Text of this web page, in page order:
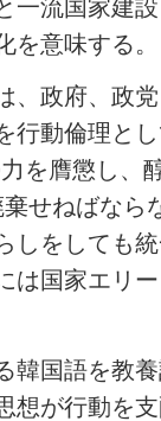
一流国家建
を意味する。
、政府、政
行動倫理と
を膺懲し、
せねばなら
しをしても
は国家エリ
韓国語を教
想が行動を